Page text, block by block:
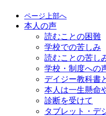
本人の声
読むことの困難
学校での苦しみ
読むことの苦し
学校・制度への
デイジー教科書
本人は一生懸命
診断を受けて
タブレット・デ